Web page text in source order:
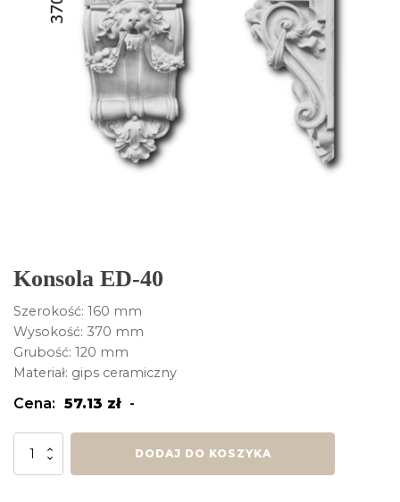
Konsola ED-40
Szerokość: 160 mm
Wysokość: 370 mm
Grubość: 120 mm
Materiał: gips ceramiczny
Cena: 57.13 zł -
ilość
Konsola
DODAJ DO KOSZYKA